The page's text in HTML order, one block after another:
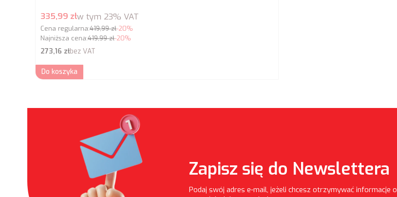
Cena promocyjna brutto
335,99 złw tym 23% VAT
Cena regularna:419,99 zł-20%
Najniższa cena:419,99 zł-20%
Cena netto
273,16 złbez VAT
Do koszyka
Zapisz się do Newslettera
Podaj swój adres e-mail, jeżeli chcesz otrzymywać informacje o